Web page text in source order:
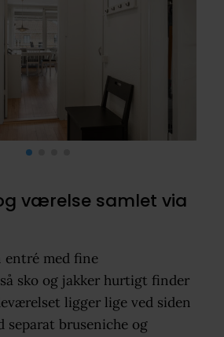
værelse samlet via
med fine
sko og jakker hurtigt finder
ligger lige ved siden
separat bruseniche og